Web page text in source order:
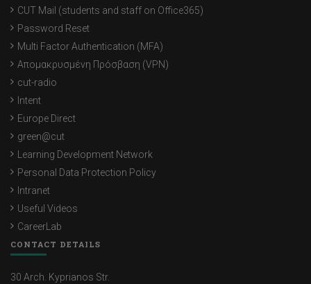
CUT Mail (students and staff on Office365)
Password Reset
Multi Factor Authentication (MFA)
Απομακρυσμένη Πρόσβαση (VPN)
cut-radio
Intent
Europe Direct
green@cut
Learning Development Network
Personal Data Protection Policy
Intranet
Useful Videos
CareerLab
CONTACT DETAILS
30 Arch. Kyprianos Str.